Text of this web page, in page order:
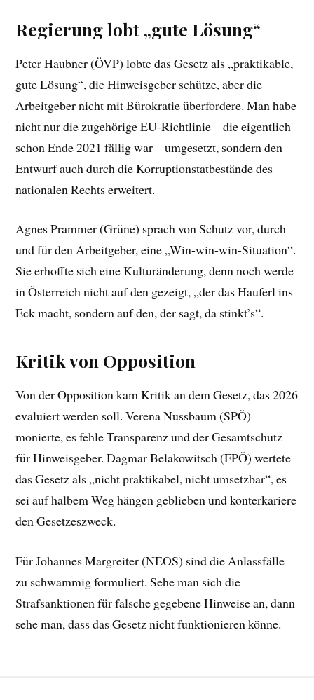
Regierung lobt „gute Lösung“
Peter Haubner (ÖVP) lobte das Gesetz als „praktikable,
gute Lösung“, die Hinweisgeber schütze, aber die
Arbeitgeber nicht mit Bürokratie überfordere. Man habe
nicht nur die zugehörige EU-Richtlinie – die eigentlich
schon Ende 2021 fällig war – umgesetzt, sondern den
Entwurf auch durch die Korruptionstatbestände des
nationalen Rechts erweitert.
Agnes Prammer (Grüne) sprach von Schutz vor, durch
und für den Arbeitgeber, eine „Win-win-win-Situation“.
Sie erhoffte sich eine Kulturänderung, denn noch werde
in Österreich nicht auf den gezeigt, „der das Hauferl ins
Eck macht, sondern auf den, der sagt, da stinkt’s“.
Kritik von Opposition
Von der Opposition kam Kritik an dem Gesetz, das 2026
evaluiert werden soll. Verena Nussbaum (SPÖ)
monierte, es fehle Transparenz und der Gesamtschutz
für Hinweisgeber. Dagmar Belakowitsch (FPÖ) wertete
das Gesetz als „nicht praktikabel, nicht umsetzbar“, es
sei auf halbem Weg hängen geblieben und konterkariere
den Gesetzeszweck.
Für Johannes Margreiter (NEOS) sind die Anlassfälle
zu schwammig formuliert. Sehe man sich die
Strafsanktionen für falsche gegebene Hinweise an, dann
sehe man, dass das Gesetz nicht funktionieren könne.